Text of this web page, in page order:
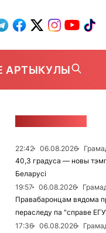
АРТЫКУЛЫ
22:42 06.08.2026
40,3 градуса — новы
Беларусі
19:57
06.08.2026
Правабаронцам вядома
пераследу па "справе
17:36
06.08.2026